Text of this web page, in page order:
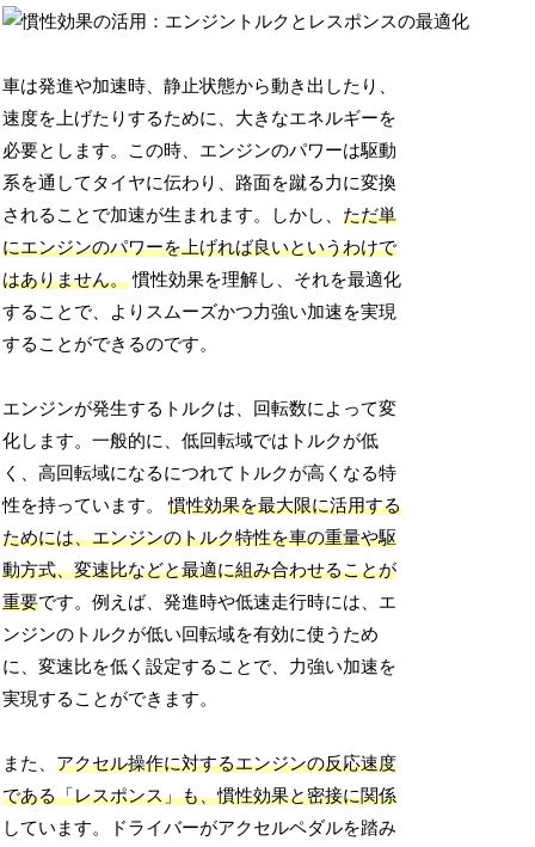
車は発進や加速時、静止状態から動き出したり、
速度を上げたりするために、大きなエネルギーを
必要とします。この時、エンジンのパワーは駆動
系を通してタイヤに伝わり、路面を蹴る力に変換
されることで加速が生まれます。しかし、ただ単
にエンジンのパワーを上げれば良いというわけで
はありません。慣性効果を理解し、それを最適化
することで、よりスムーズかつ力強い加速を実現
することができるのです。
エンジンが発生するトルクは、回転数によって変
化します。一般的に、低回転域ではトルクが低
く、高回転域になるにつれてトルクが高くなる特
性を持っています。慣性効果を最大限に活用する
ためには、エンジンのトルク特性を車の重量や駆
動方式、変速比などと最適に組み合わせることが
重要です。例えば、発進時や低速走行時には、エ
ンジンのトルクが低い回転域を有効に使うため
に、変速比を低く設定することで、力強い加速を
実現することができます。
また、アクセル操作に対するエンジンの反応速度
である「レスポンス」も、慣性効果と密接に関係
しています。ドライバーがアクセルペダルを踏み